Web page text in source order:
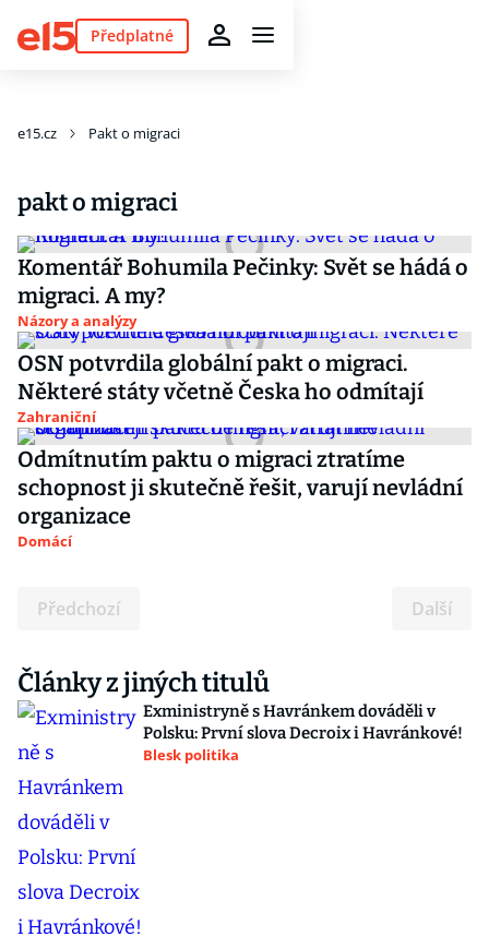
Předplatné
e15.cz Pakt o migraci
pakt o migraci
Komentář Bohumila Pečinky: Svět se hádá o
migraci. A my?
Názory a analýzy
OSN potvrdila globální pakt o migraci.
Některé státy včetně Česka ho odmítají
Zahraniční
Odmítnutím paktu o migraci ztratíme
schopnost ji skutečně řešit, varují nevládní
organizace
Domácí
Předchozí Další
Články z jiných titulů
Exministryně s Havránkem dováděli v
Polsku: První slova Decroix i Havránkové!
Blesk politika